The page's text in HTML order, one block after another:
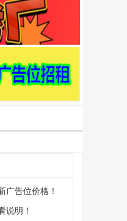
广告位价格！
说明！